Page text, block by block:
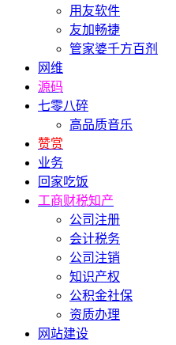
用友软件
友加畅捷
管家婆千方百剂
网维
源码
七零八碎
高品质音乐
赞赏
业务
回家吃饭
工商财税知产
公司注册
会计税务
公司注销
知识产权
公积金社保
资质办理
网站建设